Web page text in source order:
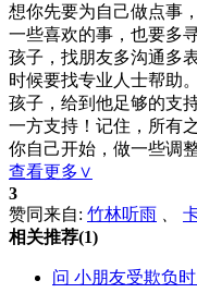
想你先要为自己做点事
一些喜欢的事，也要多
孩子，找朋友多沟通多
时候要找专业人士帮助
孩子，给到他足够的支
一方支持！记住，所有
你自己开始，做一些调
查看更多∨
3
赞同来自: 竹林听雨 、
相关推荐(1)
问 小朋友受欺负